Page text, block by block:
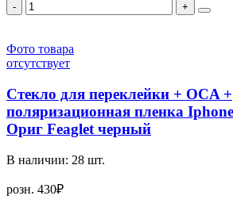
-
+
Фото товара
отсутствует
Стекло для переклейки + OCA +
поляризационная пленка
Ориг Feaglet черный
В наличии: 28 шт.
розн. 430₽